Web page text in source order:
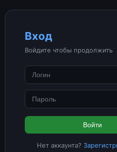
Вход
Войдите чтобы продолжить
Войти
Нет аккаунта?